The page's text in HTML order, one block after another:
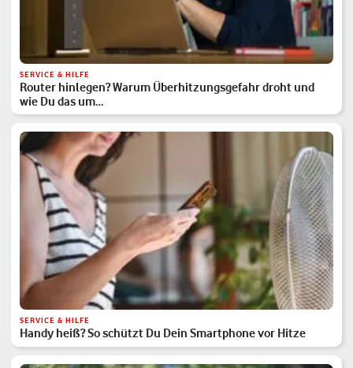
SERVICE & HILFE
Router hinlegen? Warum Überhitzungsgefahr droht und
wie Du das um…
SERVICE & HILFE
Handy heiß? So schützt Du Dein Smartphone vor Hitze